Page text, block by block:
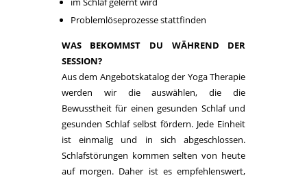
Problemlöseprozesse stattfinden
WAS BEKOMMST DU WÄHREND DER
SESSION?
Aus dem Angebotskatalog der Yoga Therapie
werden wir die auswählen, die die
Bewusstheit für einen gesunden Schlaf und
gesunden Schlaf selbst fördern. Jede Einheit
ist einmalig und in sich abgeschlossen.
Schlafstörungen kommen selten von heute
auf morgen. Daher ist es empfehlenswert,